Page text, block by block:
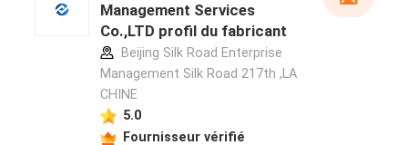
Management Services
Co.,LTD profil du fabricant
Beijing Silk Road Enterprise
Management Silk Road 217th ,LA
CHINE
5.0
Fournisseur vérifié